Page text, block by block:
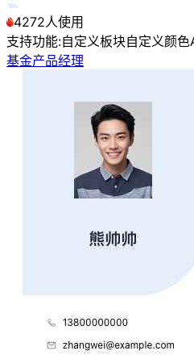
4272人使用
支持功能:自定义板块自定义颜色
基金产品经理